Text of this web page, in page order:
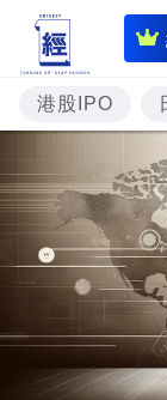
即
時
財
經
專
題
投
資
樓
市
港股IPO